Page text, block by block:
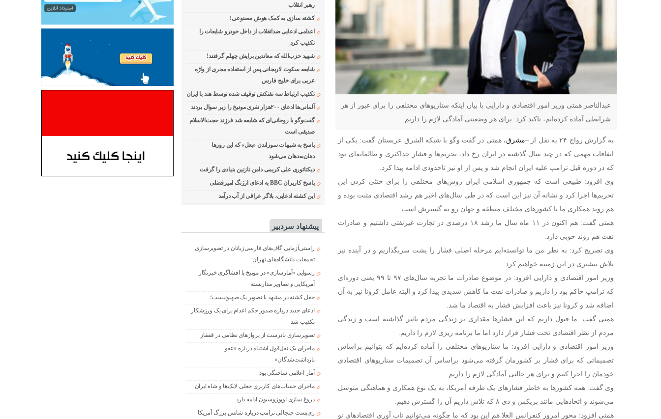
عبدالناصر همتی وزیر امور اقتصادی و دارایی با بیان اینکه سناریوهای مختلفی را برای عبور از هر
شرایطی آماده کرده‌ایم، تاکید کرد: برای هر وضعیتی آمادگی لازم را داریم
به گزارش رواج ۲۴ به نقل از – مشرق، همتی در گفت وگو با شبکه الشرق عربستان گفت: یکی از
اتفاقات مهمی که در چند سال گذشته در ایران رخ داد، تحریم‌ها و فشار حداکثری و ظالمانه‌ای بود
که در دوره قبل ترامپ علیه ایران انجام شد و پس از او نیز تاحدودی ادامه پیدا کرد.
وی افزود: طبیعی است که جمهوری اسلامی ایران روش‌های مختلفی را برای خنثی کردن این
تحریم‌ها اجرا کرد و نشانه آن نیز این است که در طی سال‌های اخیر هم رشد اقتصادی مثبت بوده و
هم روند همکاری ما با کشورهای مختلف منطقه و جهان رو به گسترش است.
همتی گفت: هم اکنون در ۱۱ ماه سال ما رشد ۱۸ درصدی در تجارت غیرنفتی داشتیم و صادرات
نفت هم روند خوبی دارد.
وی تصریح کرد: به نظر من ما توانسته‌ایم مرحله اصلی فشار را پشت سربگذاریم و در آینده نیز
تلاش بیشتری در این زمینه خواهیم کرد.
وزیر امور اقتصادی و دارایی افزود: در موضوع صادرات ما تجربه سال‌های ۹۷ تا ۹۹ یعنی دوره‌ای
که ترامپ حاکم بود را داریم و صادرات نفت ما کاهش شدیدی پیدا کرد و البته عامل کرونا نیز به آن
اضافه شد و کرونا نیز باعث افزایش فشار به اقتصاد ما شد.
همتی گفت: ما قبول داریم که این فشارها مقداری بر زندگی مردم تاثیر گذاشته است و زندگی
مردم از نظر اقتصادی تحت فشار قرار دارد اما ما برنامه ریزی لازم را داریم.
وزیر امور اقتصادی و دارایی افزود: ما سناریوهای مختلفی را آماده کرده‌ایم که بتوانیم براساس
تصمیماتی که برای فشار بر کشورمان گرفته می‌شود براساس آن تصمیمات سناریوهای اقتصادی
خودمان را اجرا کنیم و برای هر حالتی آمادگی لازم را داریم.
وی گفت: همه کشورها به خاطر فشارهای یک طرفه آمریکا، به یک نوع همکاری و هماهنگی متوسل
می‌شوند و اتحادهایی مانند بریکس و دی ۸ که تلاش داریم آن را گسترش دهیم.
همتی افزود: محور امروز کنفرانس العلا هم این بود که ما چگونه می‌توانیم تاب آوری اقتصادهای نو
رهبر انقلاب
کشته سازی به کمک هوش مصنوعی!
اعدامی ادعایی ضدانقلاب از داخل خودرو شایعات را
تکذیب کرد
شهید حزب‌الله که معاندین برایش چهلم گرفتند!
شایعه سکوت لاریجانی پس از استفاده مجری از واژه
عربی برای خلیج فارس
تکذیب ارتباط سه نفتکش توقیف شده توسط هند با ایران
آلمانی‌ها ادعای ۲۰۰هزار نفری مونیخ را زیر سوال بردند
گفت‌وگو با روحانی‌ای که شایعه شد فرزند حجت‌الاسلام
صدیقی است
پاسخ به شبهات سوزاندن «بعل» که این روزها
دهان‌به‌دهان می‌شود
دیکتاتوری علی کریمی دامن نازنین بنیادی را گرفت
پاسخ کاربران BBC به ادعای ارژنگ امیرفضلی
این کشته ادعایی، بلاگر عراقی از آب درآمد
پیشنهاد سردبیر
راستی‌آزمایی گاف‌های فارسی‌زبانان در تصویرسازی
تجمعات دانشگاه‌های تهران
رسوایی «آمارسازی» در مونیخ با افشاگری خبرنگار
آمریکایی و تصاویر مداربسته
جعل کشته در مشهد با تصویر یک صهیونیست؛
ادعای جدید درباره صدور حکم اعدام برای یک ورزشکار
تکذیب شد
تصویرسازی نادرست از پروازهای نظامی در قفقاز
ماجرای یک نقل‌قول اشتباه درباره «عفو
بازداشت‌شدگان»
آمار اعلامی ساختگی بود
ماجرای حساب‌های کاربری جعلی لایک‌ها و شاه ایران
دروغ سازی اوپوزوسیون ادامه دارد
ری‌پست جنجالی ترامپ درباره شانس بزرگ آمریکا